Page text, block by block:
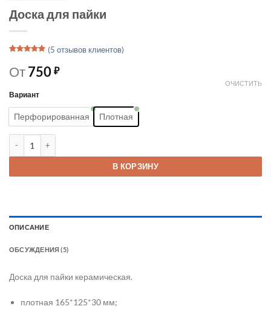
Доска для пайки
из 5 на
основе
(5 отзывов клиентов)
От750 ₽
Вариант
Перфорированная Плотная
ОЧИСТИТЬ
В КОРЗИНУ
ОПИСАНИЕ
ОБСУЖДЕНИЯ (5)
Доска для пайки керамическая.
плотная 165*125*30 мм;